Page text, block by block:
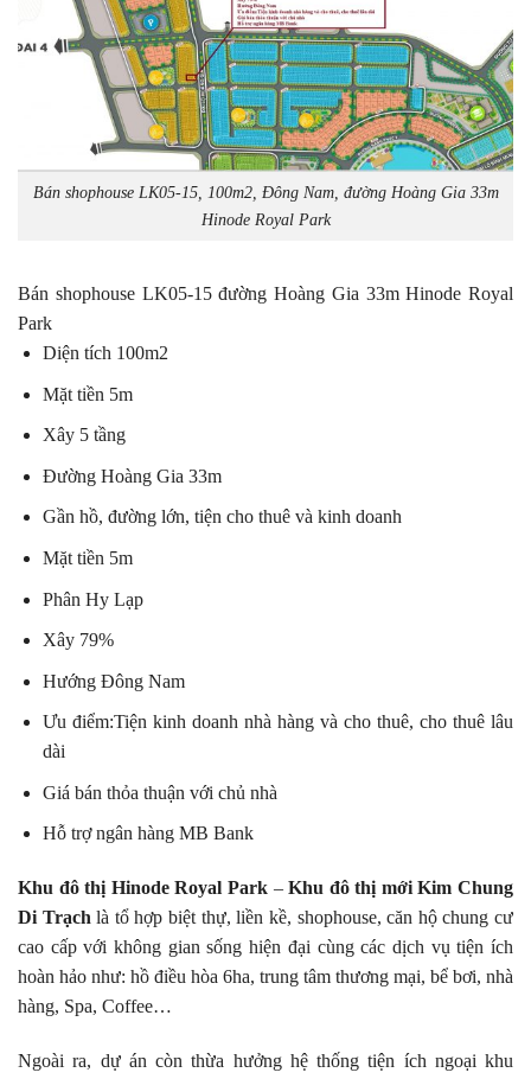
Bán shophouse LK05-15, 100m2, Đông Nam, đường Hoàng Gia 33m
Hinode Royal Park
Bán shophouse LK05-15 đường Hoàng Gia 33m Hinode Royal
Park
Diện tích 100m2
Mặt tiền 5m
Xây 5 tầng
Đường Hoàng Gia 33m
Gần hồ, đường lớn, tiện cho thuê và kinh doanh
Mặt tiền 5m
Phân Hy Lạp
Xây 79%
Hướng Đông Nam
Ưu điểm:Tiện kinh doanh nhà hàng và cho thuê, cho thuê lâu
dài
Giá bán thỏa thuận với chủ nhà
Hỗ trợ ngân hàng MB Bank
Khu đô thị Hinode Royal Park–Khu đô thị mới Kim Chung
Di Trạchlà tổ hợp biệt thự, liền kề, shophouse, căn hộ chung cư
cao cấp với không gian sống hiện đại cùng các dịch vụ tiện ích
hoàn hảo như: hồ điều hòa 6ha, trung tâm thương mại, bể bơi, nhà
hàng, Spa, Coffee…
Ngoài ra, dự án còn thừa hưởng hệ thống tiện ích ngoại khu